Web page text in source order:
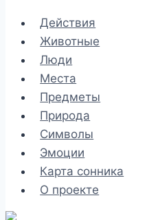
Действия
Животные
Люди
Места
Предметы
Природа
Символы
Эмоции
Карта сонника
О проекте